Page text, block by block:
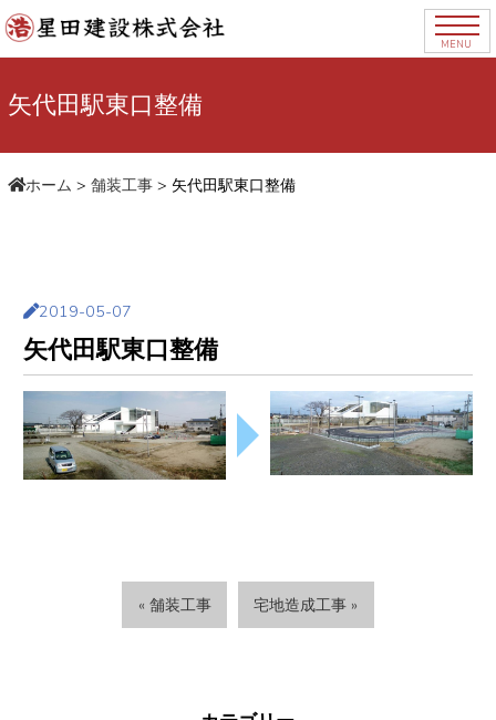
MENU
矢代田駅東口整備
ホーム > 舗装工事> 矢代田駅東口整備
2019-05-07
矢代田駅東口整備
« 舗装工事 宅地造成工事 »